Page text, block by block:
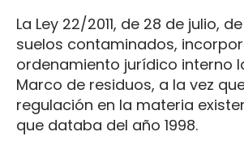
La Ley 22/2011, de 28 de julio,
suelos contaminados,
ordenamiento jurídico interno
Marco de residuos, a la vez
regulación en la materia
que databa del año 1998.